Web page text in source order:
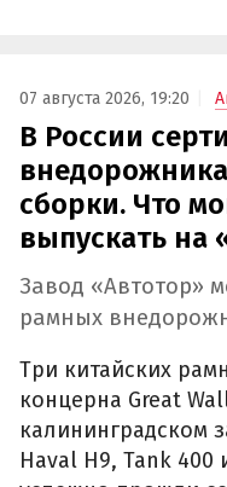
07 августа 2026, 19:20
В России
сборки. Что
выпускать на
Завод «Автотор»
рамных
Три китайских
концерна Great
калининградском
Haval H9, Tank 400